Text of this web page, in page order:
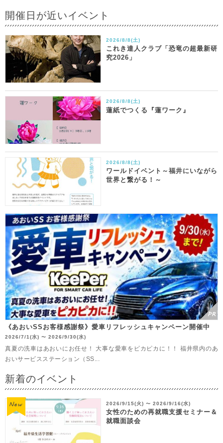
開催日が近いイベント
2026/8/8(土)
これき達人クラブ「恐竜の超最新研
究2026」
2026/8/8(土)
蓮紙でつくる『蓮ワーク』
2026/8/8(土)
ワールドイベント～福井にいながら
世界と繋がる！～
《あおいSSお客様感謝祭》愛車リフレッシュキャンペーン開催中
2026/7/1(水) 〜 2026/9/30(水)
真夏の洗車はあおいにお任せ！ 大事な愛車をピカピカに！！ 福井県内のあ
おいサービスステーション（SS...
新着のイベント
2026/9/15(火) 〜 2026/9/16(水)
女性のための再就職支援セミナー＆
就職面談会